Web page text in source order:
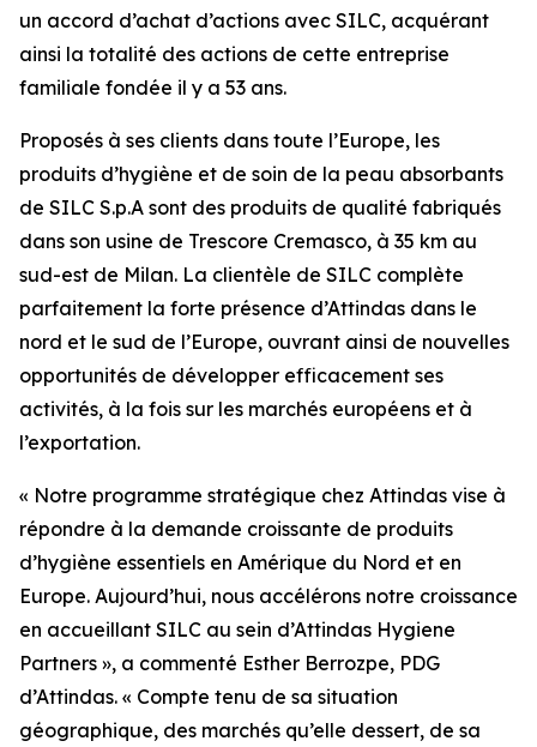
un accord d’achat d’actions avec SILC, acquérant
ainsi la totalité des actions de cette entreprise
familiale fondée il y a 53 ans.
Proposés à ses clients dans toute l’Europe, les
produits d’hygiène et de soin de la peau absorbants
de SILC S.p.A sont des produits de qualité fabriqués
dans son usine de Trescore Cremasco, à 35 km au
sud-est de Milan. La clientèle de SILC complète
parfaitement la forte présence d’Attindas dans le
nord et le sud de l’Europe, ouvrant ainsi de nouvelles
opportunités de développer efficacement ses
activités, à la fois sur les marchés européens et à
l’exportation.
« Notre programme stratégique chez Attindas vise à
répondre à la demande croissante de produits
d’hygiène essentiels en Amérique du Nord et en
Europe. Aujourd’hui, nous accélérons notre croissance
en accueillant SILC au sein d’Attindas Hygiene
Partners », a commenté Esther Berrozpe, PDG
d’Attindas. « Compte tenu de sa situation
géographique, des marchés qu’elle dessert, de sa